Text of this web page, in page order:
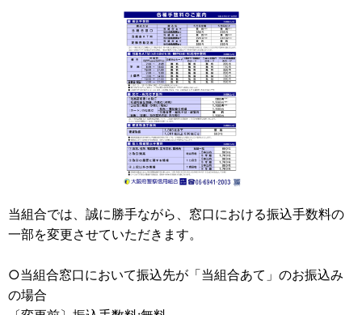
当組合では、誠に勝手ながら、窓口における振込手数料の
一部を変更させていただきます。
○当組合窓口において振込先が「当組合あて」のお振込み
の場合